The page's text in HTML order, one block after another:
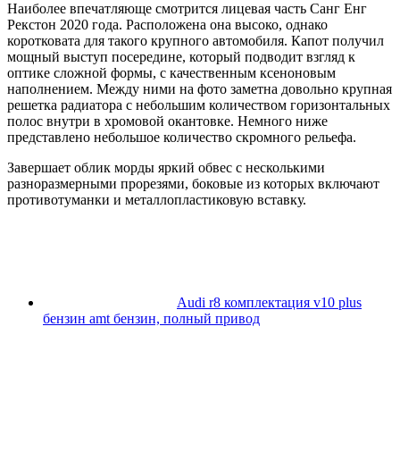
Наиболее впечатляюще смотрится лицевая часть Санг Енг
Рекстон 2020 года. Расположена она высоко, однако
коротковата для такого крупного автомобиля. Капот получил
мощный выступ посередине, который подводит взгляд к
оптике сложной формы, с качественным ксеноновым
наполнением. Между ними на фото заметна довольно крупная
решетка радиатора с небольшим количеством горизонтальных
полос внутри в хромовой окантовке. Немного ниже
представлено небольшое количество скромного рельефа.
Завершает облик морды яркий обвес с несколькими
разноразмерными прорезями, боковые из которых включают
противотуманки и металлопластиковую вставку.
Audi r8 комплектация v10 plus
бензин amt бензин, полный привод